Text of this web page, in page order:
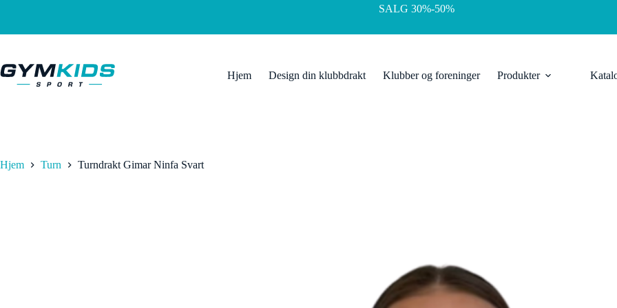
SALG 30%-50%
Hjem Design din klubbdrakt Klubber og foreninger Produkter
Hjem Turn Turndrakt Gimar Ninfa Svart